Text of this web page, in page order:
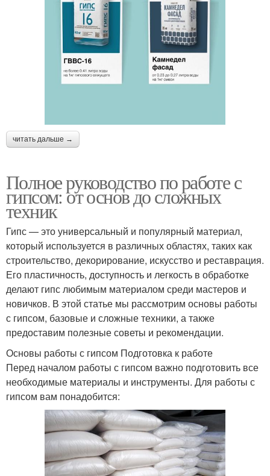
читать дальше →
Полное руководство по работе с
гипсом: от основ до сложных
техник
Гипс — это универсальный и популярный материал,
который используется в различных областях, таких как
строительство, декорирование, искусство и реставрация.
Его пластичность, доступность и легкость в обработке
делают гипс любимым материалом среди мастеров и
новичков. В этой статье мы рассмотрим основы работы
с гипсом, базовые и сложные техники, а также
предоставим полезные советы и рекомендации.
Основы работы с гипсом Подготовка к работе
Перед началом работы с гипсом важно подготовить все
необходимые материалы и инструменты. Для работы с
гипсом вам понадобится: